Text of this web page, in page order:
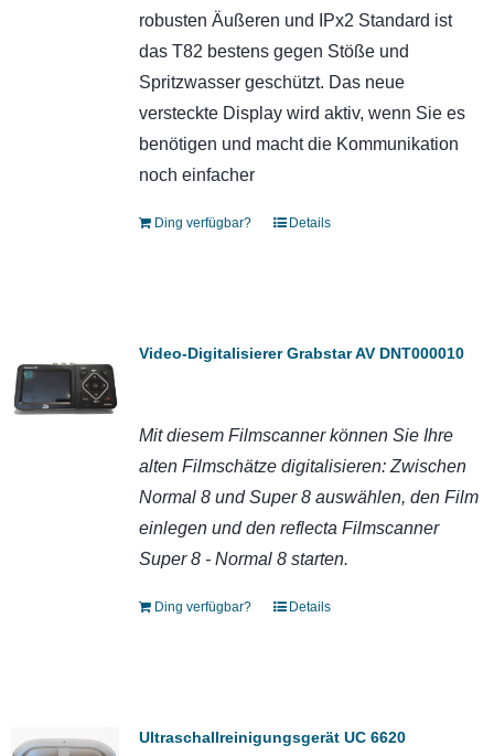
robusten Äußeren und IPx2 Standard ist
das T82 bestens gegen Stöße und
Spritzwasser geschützt. Das neue
versteckte Display wird aktiv, wenn Sie es
benötigen und macht die Kommunikation
noch einfacher
Ding verfügbar? Details
Video-Digitalisierer Grabstar AV DNT000010
Mit diesem Filmscanner können Sie Ihre
alten Filmschätze digitalisieren: Zwischen
Normal 8 und Super 8 auswählen, den Film
einlegen und den reflecta Filmscanner
Super 8 - Normal 8 starten.
Ding verfügbar? Details
Ultraschallreinigungsgerät UC 6620